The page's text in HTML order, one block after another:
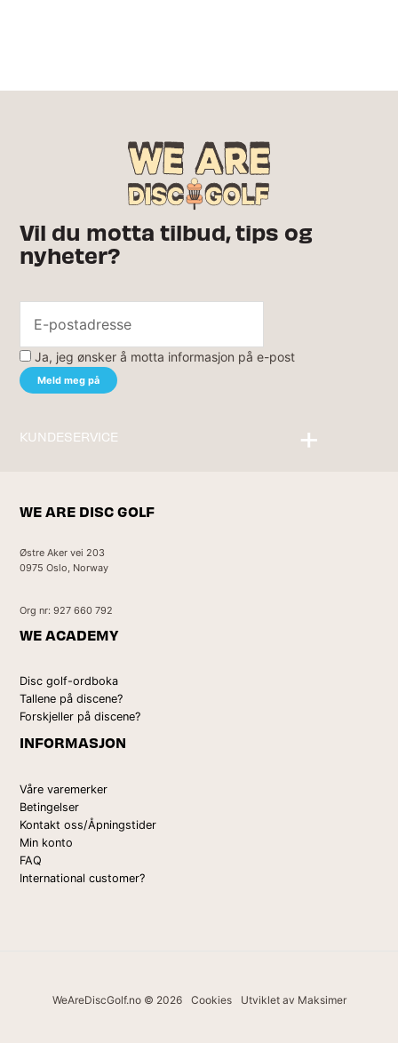
Vil du motta tilbud, tips og
nyheter?
Ja, jeg ønsker å motta informasjon på e-post
KUNDESERVICE
WE ARE DISC GOLF
Østre Aker vei 203
0975 Oslo, Norway
Org nr: 927 660 792
WE ACADEMY
Disc golf-ordboka
Tallene på discene?
Forskjeller på discene?
INFORMASJON
Våre varemerker
Betingelser
Kontakt oss/Åpningstider
Min konto
FAQ
International customer?
WeAreDiscGolf.no © 2026 Cookies Utviklet av Maksimer